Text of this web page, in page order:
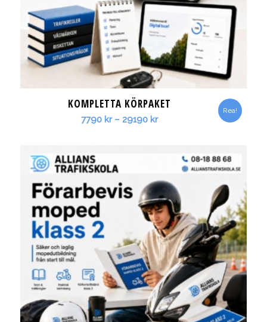
KOMPLETTA KÖRPAKET
7790 kr – 29190 krPrisintervall:
29190 kr
Rea!